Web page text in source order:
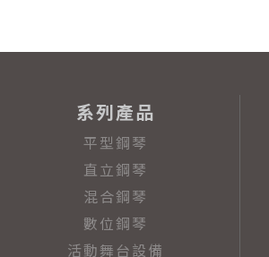
系列產品
平型鋼琴
直立鋼琴
混合鋼琴
數位鋼琴
活動舞台設備